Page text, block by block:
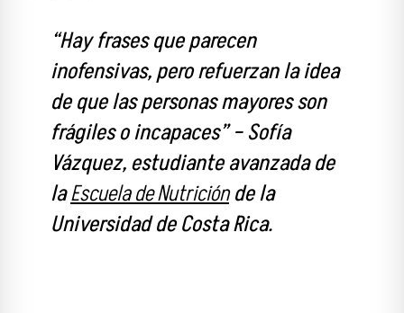
“Hay frases que parecen
inofensivas, pero refuerzan la idea
de que las personas mayores son
frágiles o incapaces” – Sofía
Vázquez, estudiante avanzada de
laEscuela de Nutriciónde la
Universidad de Costa Rica.